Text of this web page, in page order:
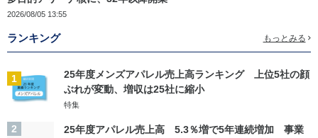
2026/08/05 13:55
ランキング もっとみる
1
25年度メンズアパレル売上高ランキング 上位5社の顔
ぶれが変動、増収は25社に縮小
特集
2
25年度アパレル売上高 5.3％増で5年連続増加 事業